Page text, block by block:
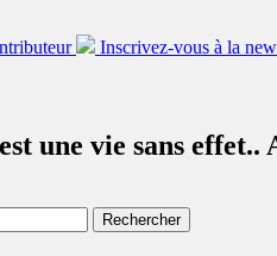
Inscrivez-vous à la
une vie sans